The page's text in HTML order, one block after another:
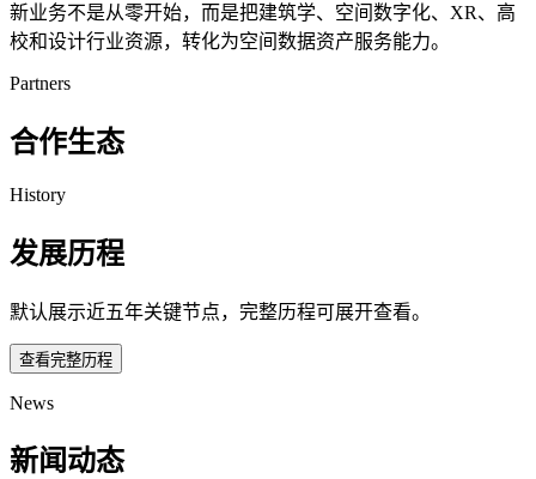
新业务不是从零开始，而是把建筑学、空间数字化、XR、高
校和设计行业资源，转化为空间数据资产服务能力。
Partners
合作生态
History
发展历程
默认展示近五年关键节点，完整历程可展开查看。
查看完整历程
News
新闻动态